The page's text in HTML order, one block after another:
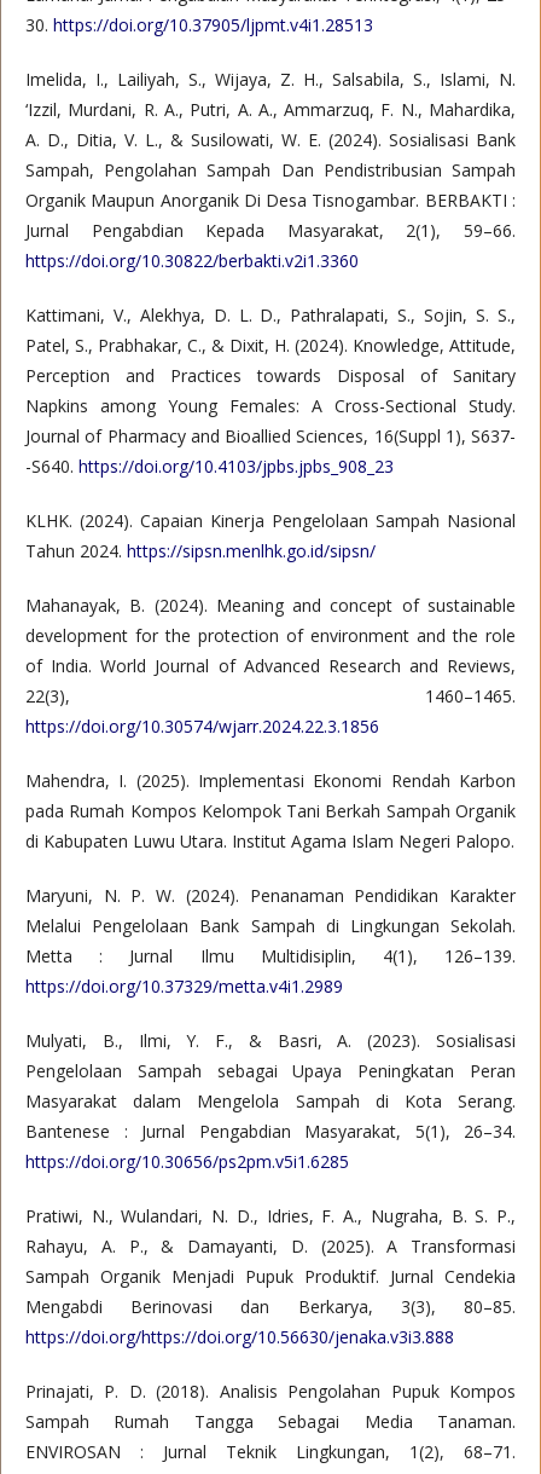
30. https://doi.org/10.37905/ljpmt.v4i1.28513
Imelida, I., Lailiyah, S., Wijaya, Z. H., Salsabila, S., Islami, N.
‘Izzil, Murdani, R. A., Putri, A. A., Ammarzuq, F. N., Mahardika,
A. D., Ditia, V. L., & Susilowati, W. E. (2024). Sosialisasi Bank
Sampah, Pengolahan Sampah Dan Pendistribusian Sampah
Organik Maupun Anorganik Di Desa Tisnogambar. BERBAKTI :
Jurnal Pengabdian Kepada Masyarakat, 2(1), 59–66.
https://doi.org/10.30822/berbakti.v2i1.3360
Kattimani, V., Alekhya, D. L. D., Pathralapati, S., Sojin, S. S.,
Patel, S., Prabhakar, C., & Dixit, H. (2024). Knowledge, Attitude,
Perception and Practices towards Disposal of Sanitary
Napkins among Young Females: A Cross-Sectional Study.
Journal of Pharmacy and Bioallied Sciences, 16(Suppl 1), S637-
-S640. https://doi.org/10.4103/jpbs.jpbs_908_23
KLHK. (2024). Capaian Kinerja Pengelolaan Sampah Nasional
Tahun 2024. https://sipsn.menlhk.go.id/sipsn/
Mahanayak, B. (2024). Meaning and concept of sustainable
development for the protection of environment and the role
of India. World Journal of Advanced Research and Reviews,
22(3), 1460–1465.
https://doi.org/10.30574/wjarr.2024.22.3.1856
Mahendra, I. (2025). Implementasi Ekonomi Rendah Karbon
pada Rumah Kompos Kelompok Tani Berkah Sampah Organik
di Kabupaten Luwu Utara. Institut Agama Islam Negeri Palopo.
Maryuni, N. P. W. (2024). Penanaman Pendidikan Karakter
Melalui Pengelolaan Bank Sampah di Lingkungan Sekolah.
Metta : Jurnal Ilmu Multidisiplin, 4(1), 126–139.
https://doi.org/10.37329/metta.v4i1.2989
Mulyati, B., Ilmi, Y. F., & Basri, A. (2023). Sosialisasi
Pengelolaan Sampah sebagai Upaya Peningkatan Peran
Masyarakat dalam Mengelola Sampah di Kota Serang.
Bantenese : Jurnal Pengabdian Masyarakat, 5(1), 26–34.
https://doi.org/10.30656/ps2pm.v5i1.6285
Pratiwi, N., Wulandari, N. D., Idries, F. A., Nugraha, B. S. P.,
Rahayu, A. P., & Damayanti, D. (2025). A Transformasi
Sampah Organik Menjadi Pupuk Produktif. Jurnal Cendekia
Mengabdi Berinovasi dan Berkarya, 3(3), 80–85.
https://doi.org/https://doi.org/10.56630/jenaka.v3i3.888
Prinajati, P. D. (2018). Analisis Pengolahan Pupuk Kompos
Sampah Rumah Tangga Sebagai Media Tanaman.
ENVIROSAN : Jurnal Teknik Lingkungan, 1(2), 68–71.